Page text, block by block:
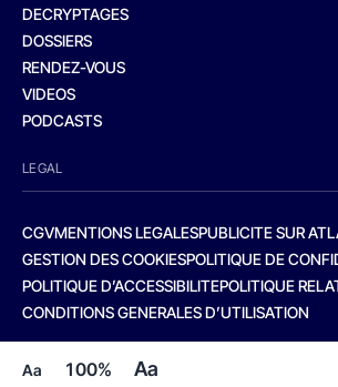
Aa 100% Aa
DECRYPTAGES
DOSSIERS
RENDEZ-VOUS
VIDEOS
PODCASTS
LEGAL
CGVMENTIONS LEGALESPUBLICITE SUR
GESTION DES COOKIESPOLITIQUE DE
POLITIQUE D’ACCESSIBILITEPOLITIQUE
CONDITIONS GENERALES D’UTILISATION